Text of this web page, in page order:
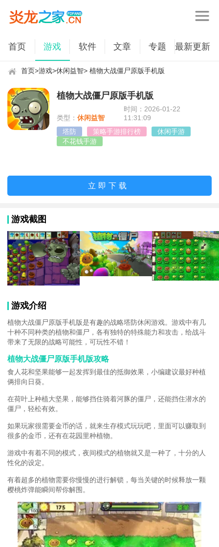
首页 游戏 软件 文章 专题 最新更新
首页>游戏>休闲益智> 植物大战僵尸原版手机版
植物大战僵尸原版手机版
类型： 休闲益智
时间：2026-01-22
11:31:09
塔防
策略手游排行榜
休闲手游
不花钱手游
立即下载
游戏截图
游戏介绍
植物大战僵尸原版手机版是有趣的战略塔防休闲游戏。游戏中有几
十种不同种类的植物和僵尸，各有独特的特殊能力和攻击，给战斗
带来了无限的战略可能性，可玩性不错！
植物大战僵尸原版手机版攻略
食人花和坚果能够一起发挥到最佳的抵御效果，小编建议最好种植
俩排向日葵。
在荷叶上种植大坚果，能够挡住骑着河豚的僵尸，还能挡住潜水的
僵尸，轻松有效。
如果玩家很需要金币的话，就来生存模式玩玩吧，里面可以赚取到
很多的金币，还有在花园里种植物。
游戏中有着不同的模式，夜间模式的植物就又是一种了，十分的人
性化的设定。
有着超多的植物需要你慢慢的进行解锁，每当关键的时候释放一颗
樱桃炸弹能瞬间帮你解围。